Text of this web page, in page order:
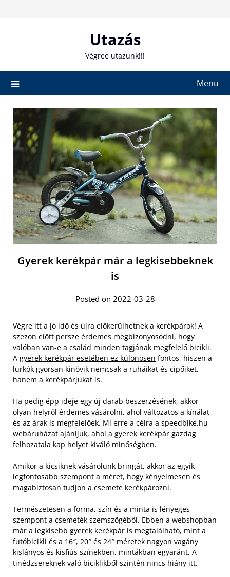
Utazás
Végree utazunk!!!
Menu
Gyerek kerékpár már a legkisebbeknek
is
Posted on 2022-03-28
Végre itt a jó idő és újra előkerülhetnek a kerékpárok! A
szezon előtt persze érdemes megbizonyosodni, hogy
valóban van-e a család minden tagjának megfelelő bicikli.
A gyerek kerékpár esetében ez különösen fontos, hiszen a
lurkók gyorsan kinövik nemcsak a ruháikat és cipőiket,
hanem a kerékpárjukat is.
Ha pedig épp ideje egy új darab beszerzésének, akkor
olyan helyről érdemes vásárolni, ahol változatos a kínálat
és az árak is megfelelőek. Mi erre a célra a speedbike.hu
webáruházat ajánljuk, ahol a gyerek kerékpár gazdag
felhozatala kap helyet kiváló minőségben.
Amikor a kicsiknek vásárolunk bringát, akkor az egyik
legfontosabb szempont a méret, hogy kényelmesen és
magabiztosan tudjon a csemete kerékpározni.
Természetesen a forma, szín és a minta is lényeges
szempont a csemeték szemszögéből. Ebben a webshopban
már a legkisebb gyerek kerékpár is megtalálható, mint a
futóbicikli és a 16″, 20″ és 24″ méretek nagyon vagány
kislányos és kisfiús színekben, mintákban egyaránt. A
tinédzsereknek való biciklikből szintén nincs hiány itt.